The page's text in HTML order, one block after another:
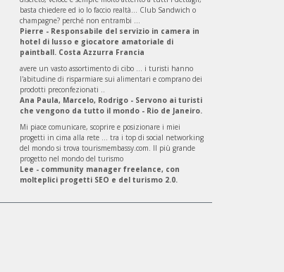
basta chiedere ed io lo faccio realtà... Club Sandwich o
champagne? perché non entrambi ...
Pierre - Responsabile del servizio in camera in
hotel di lusso e giocatore amatoriale di
paintball. Costa Azzurra Francia
avere un vasto assortimento di cibo ... i turisti hanno
l'abitudine di risparmiare sui alimentari e comprano dei
prodotti preconfezionati ..
Ana Paula, Marcelo, Rodrigo - Servono ai turisti
che vengono da tutto il mondo - Rio de Janeiro.
Mi piace comunicare, scoprire e posizionare i miei
progetti in cima alla rete ... tra i top di social networking
del mondo si trova tourismembassy.com. Il più grande
progetto nel mondo del turismo
Lee - community manager freelance, con
molteplici progetti SEO e del turismo 2.0.